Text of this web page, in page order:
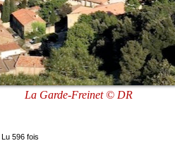
La Garde-Freinet © DR
596 fois